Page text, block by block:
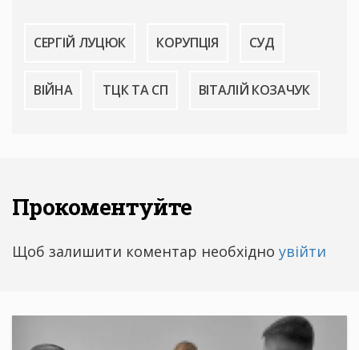
СЕРГІЙ ЛУЦЮК КОРУПЦІЯ СУД
ВІЙНА ТЦК ТА СП ВІТАЛІЙ КОЗАЧУК
Прокоментуйте
Щоб залишити коментар необхідно увійти